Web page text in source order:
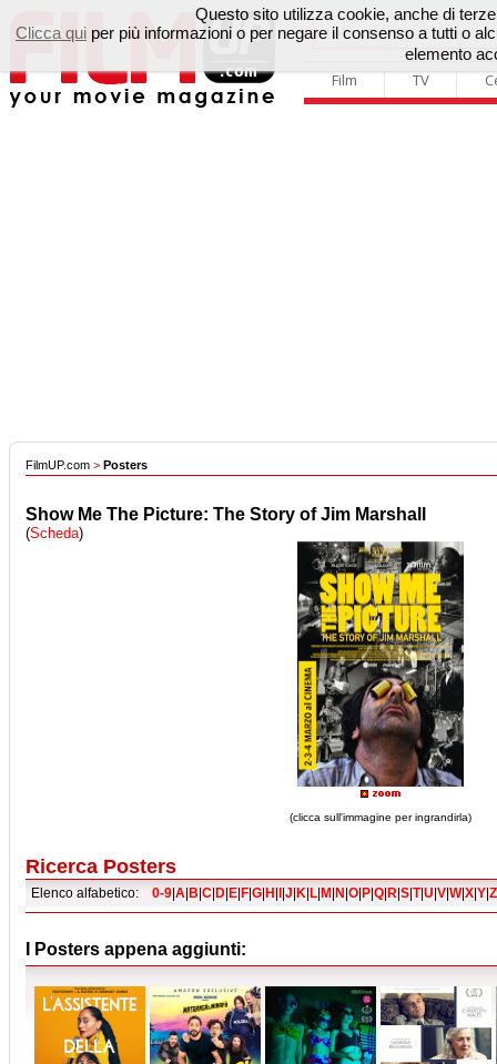
Film TV
FilmUP.com > Posters
Show Me The Picture: The Story of Jim Marshall
(Scheda)
(clicca sull'immagine per ingrandirla)
Ricerca Posters
Elenco alfabetico: 0-9 A B C D E F G H J K L M N O P Q R S T|U V W|X Y Z
I Posters appena aggiunti:
Questo sito utilizza cookie, anche di
Clicca qui per più informazioni o per negare il consenso a tutti o
elemento